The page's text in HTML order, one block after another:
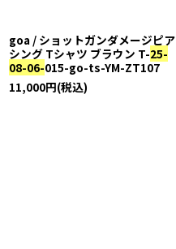
goa / ショットガンダメージピア
シング Tシャツ ブラウン T-25-
08-06-015-go-ts-YM-ZT107
11,000円(税込)